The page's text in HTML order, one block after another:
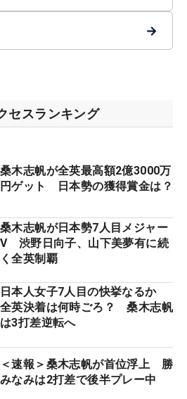
→
セスランキング
桑木志帆が全英最高額2億3000万
円ゲット 日本勢の獲得賞金は？
桑木志帆が日本勢7人目メジャー
V 渋野日向子、山下美夢有に続
く全英制覇
日本人女子7人目の快挙なるか
全英決着は何時ごろ？ 桑木志帆
は3打差逆転へ
＜速報＞桑木志帆が首位浮上 勝
みなみは2打差で後半プレー中